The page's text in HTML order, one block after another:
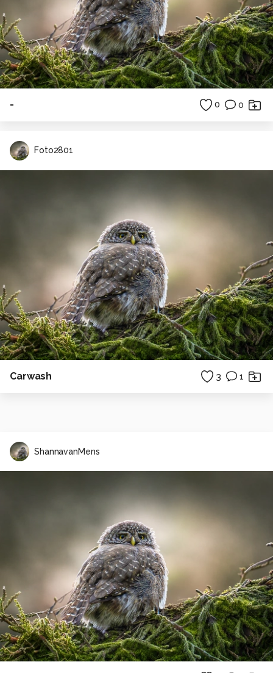
- 0 0
Foto2801
Carwash 3 1
ShannavanMens